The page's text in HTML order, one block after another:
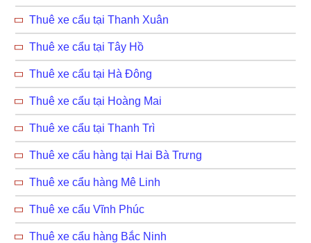
Thuê xe cẩu tại Thanh Xuân
Thuê xe cẩu tại Tây Hồ
Thuê xe cẩu tại Hà Đông
Thuê xe cẩu tại Hoàng Mai
Thuê xe cẩu tại Thanh Trì
Thuê xe cẩu hàng tại Hai Bà Trưng
Thuê xe cẩu hàng Mê Linh
Thuê xe cẩu Vĩnh Phúc
Thuê xe cẩu hàng Bắc Ninh